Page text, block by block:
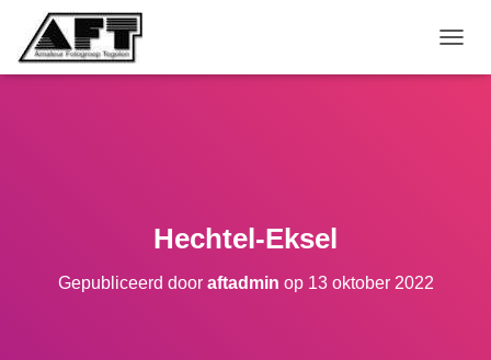
Hechtel-Eksel
Gepubliceerd door aftadmin op 13 oktober 2022